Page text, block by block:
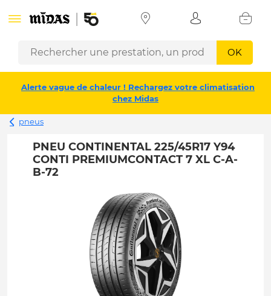
OK
Alerte vague de chaleur ! Rechargez votre climatisation
chez Midas
pneus
PNEU CONTINENTAL 225/45R17 Y94
CONTI PREMIUMCONTACT 7 XL C-A-
B-72